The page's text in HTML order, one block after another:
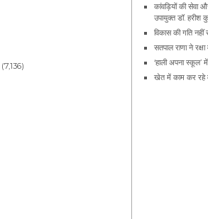
(7,136)
कांवड़ियों की सेवा
उपायुक्त डॉ. हरीश
विकास की गति नहीं
सतपाल राणा ने
‘हाली अपना स्कूल’
खेत में काम कर रहे